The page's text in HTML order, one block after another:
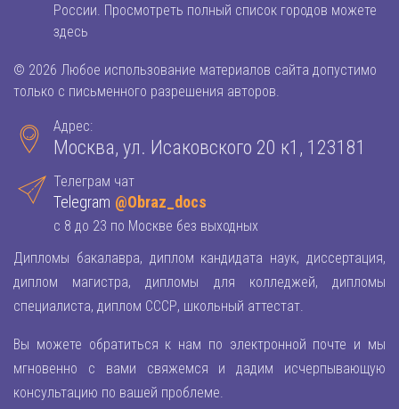
России. Просмотреть полный список городов можете
здесь
© 2026 Любое использование материалов сайта допустимо
только с письменного разрешения авторов.
Адрес:
Москва, ул. Исаковского 20 к1, 123181
Телеграм чат
Telegram @Obraz_docs
с 8 до 23 по Москве без выходных
Дипломы бакалавра, диплом кандидата наук, диссертация,
диплом магистра, дипломы для колледжей, дипломы
специалиста, диплом СССР, школьный аттестат.
Вы можете обратиться к нам по электронной почте и мы
мгновенно с вами свяжемся и дадим исчерпывающую
консультацию по вашей проблеме.